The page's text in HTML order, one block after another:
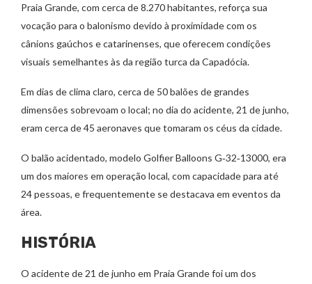
Praia Grande, com cerca de 8.270 habitantes, reforça sua
vocação para o balonismo devido à proximidade com os
cânions gaúchos e catarinenses, que oferecem condições
visuais semelhantes às da região turca da Capadócia.
Em dias de clima claro, cerca de 50 balões de grandes
dimensões sobrevoam o local; no dia do acidente, 21 de junho,
eram cerca de 45 aeronaves que tomaram os céus da cidade.
O balão acidentado, modelo Golfier Balloons G‑32‑13000, era
um dos maiores em operação local, com capacidade para até
24 pessoas, e frequentemente se destacava em eventos da
área.
HISTÓRIA
O acidente de 21 de junho em Praia Grande foi um dos